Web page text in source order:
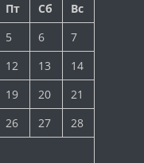
Пт Сб
Вс
5 6
7
12 13
14
19 20
21
26 27
28